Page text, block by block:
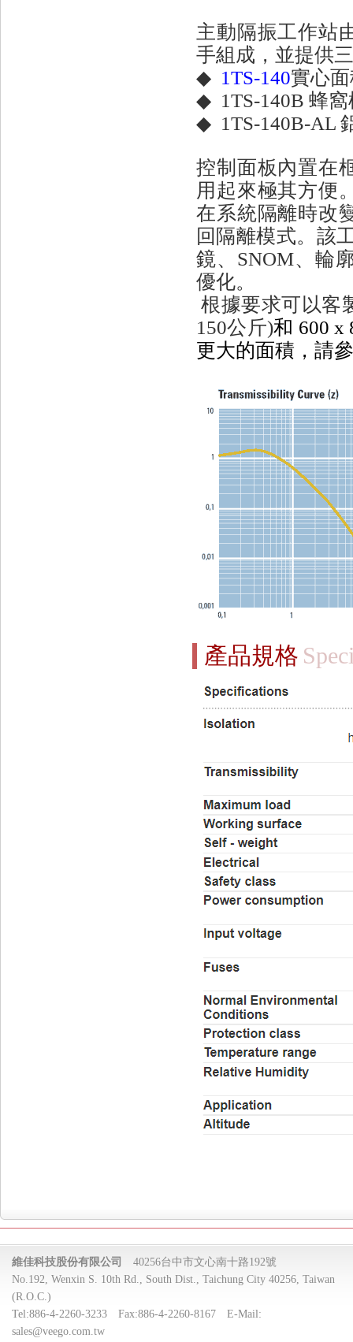
主動隔振工作站
手組成，並提供
◆ 1TS-140實心
◆ 1TS-140B 蜂
◆ 1TS-140B-AL
控制面板內置在
用起來極其方便
在系統隔離時改
回隔離模式。 該
鏡、SNOM、輪
優化。
根據要求可以客
150公斤)和 600 x
更大的面積，請
產品規格
維佳科技股份有限公司
40256台中市文心南十路192號
No.192, Wenxin S. 10th Rd., South Dist., Taichung City 40256, Taiwan
(R.O.C.)
Tel:886-4-2260-3233 Fax:886-4-2260-8167 E-Mail:
sales@veego.com.tw